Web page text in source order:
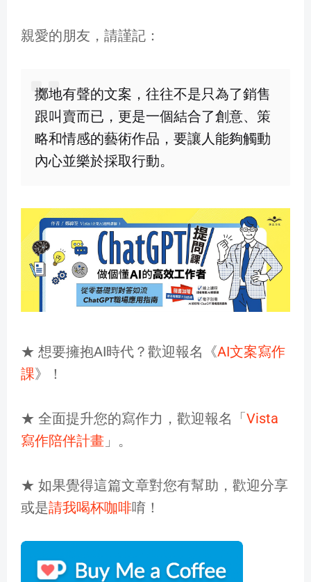
親愛的朋友，請謹記：
擲地有聲的文案，往往不是只為了銷售
跟叫賣而已，更是一個結合了創意、策
略和情感的藝術作品，要讓人能夠觸動
內心並樂於採取行動。
★ 想要擁抱AI時代？歡迎報名《AI文案寫作
課》！
★ 全面提升您的寫作力，歡迎報名「Vista
寫作陪伴計畫 」。
★ 如果覺得這篇文章對您有幫助，歡迎分享
或是請我喝杯咖啡唷！